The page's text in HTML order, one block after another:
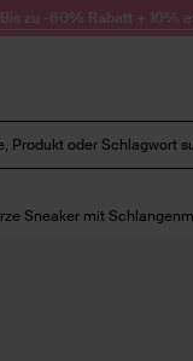
zu -60% Rabatt + 10%
Produkt oder Schlagwort
Sneaker mit